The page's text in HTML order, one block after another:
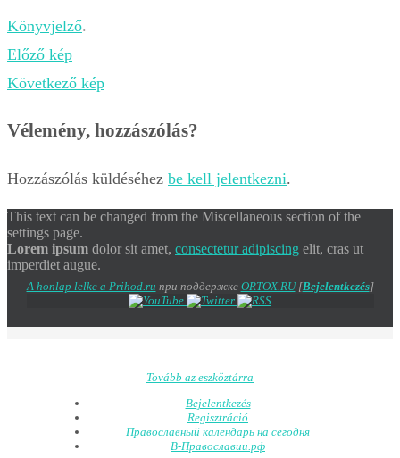
Könyvjelző.
Előző kép
Következő kép
Vélemény, hozzászólás?
Hozzászólás küldéséhez be kell jelentkezni.
This text can be changed from the Miscellaneous section of the
settings page.
Lorem ipsum dolor sit amet, consectetur adipiscing elit, cras ut
imperdiet augue.
A honlap lelke a Prihod.ru при поддержке ORTOX.RU[Bejelentkezés]
Tovább az eszköztárra
Bejelentkezés
Regisztráció
Православный календарь на сегодня
В-Православии.рф